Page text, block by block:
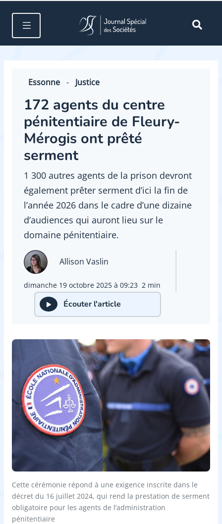
Essonne - Justice
172 agents du centre
pénitentiaire de Fleury-
Mérogis ont prêté
serment
1 300 autres agents de la prison devront
également prêter serment d’ici la fin de
l’année 2026 dans le cadre d’une dizaine
d’audiences qui auront lieu sur le
domaine pénitentiaire.
Allison Vaslin
dimanche 19 octobre 2025 à 09:23 2 min
Écouter l'article
Cette cérémonie répond à une exigence inscrite dans le
décret du 16 juillet 2024, qui rend la prestation de serment
obligatoire pour les agents de l’administration
pénitentiaire